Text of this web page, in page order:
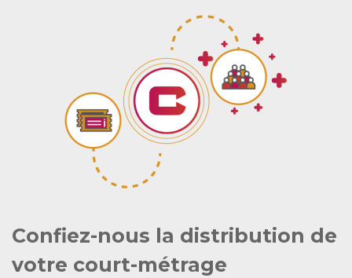
Confiez-nous la distribution de
votre court-métrage